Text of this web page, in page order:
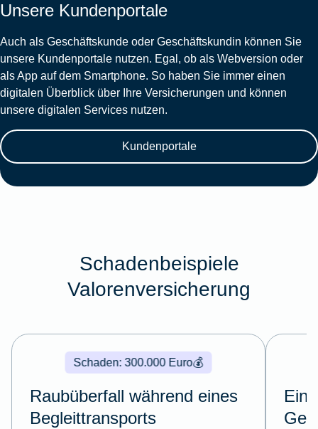
Unsere Kundenportale
Auch als Geschäftskunde oder Geschäftskundin können Sie
unsere Kundenportale nutzen. Egal, ob als Webversion oder
als App auf dem Smartphone. So haben Sie immer einen
digitalen Überblick über Ihre Versicherungen und können
unsere digitalen Services nutzen.
Kundenportale
Schadenbeispiele
Valorenversicherung
💰
Schaden: 300.000 Euro
Raubüberfall während eines
Begleittransports